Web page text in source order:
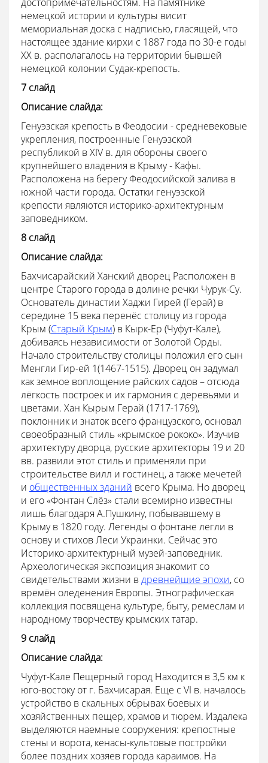
немецкой истории и культуры висит
мемориальная доска с надписью, гласящей, что
настоящее здание кирхи с 1887 года по 30-е годы
XX в. располагалось на территории бывшей
немецкой колонии Судак-крепость.
7 слайд
Описание слайда:
Генуэзская крепость в Феодосии - средневековые
укрепления, построенные Генуэзской
республикой в XIV в. для обороны своего
крупнейшего владения в Крыму - Кафы.
Расположена на берегу Феодосийской залива в
южной части города. Остатки генуэзской
крепости являются историко-архитектурным
заповедником.
8 слайд
Описание слайда:
Бахчисарайский Ханский дворец Расположен в
центре Старого города в долине речки Чурук-Су.
Основатель династии Хаджи Гирей (Герай) в
середине 15 века перенёс столицу из города
Крым (Старый Крым) в Кырк-Ер (Чуфут-Кале),
добиваясь независимости от Золотой Орды.
Начало строительству столицы положил его сын
Менгли Гир-ей 1(1467-1515). Дворец он задумал
как земное воплощение райских садов – отсюда
лёгкость построек и их гармония с деревьями и
цветами. Хан Кырым Герай (1717-1769),
поклонник и знаток всего французского, основал
своеобразный стиль «крымское рококо». Изучив
архитектуру дворца, русские архитекторы 19 и 20
вв. развили этот стиль и применяли при
строительстве вилл и гостинец, а также мечетей
и общественных зданий всего Крыма. Но дворец
и его «Фонтан Слёз» стали всемирно известны
лишь благодаря А.Пушкину, побывавшему в
Крыму в 1820 году. Легенды о фонтане легли в
основу и стихов Леси Украинки. Сейчас это
Историко-архитектурный музей-заповедник.
Археологическая экспозиция знакомит со
свидетельствами жизни вдревнейшие эпохи, со
времён оледенения Европы. Этнографическая
коллекция посвящена культуре, быту, ремеслам и
народному творчеству крымских татар.
9 слайд
Описание слайда:
Чуфут-Кале Пещерный город Находится в 3,5 км к
юго-востоку от г. Бахчисарая. Еще с VI в. началось
устройство в скальных обрывах боевых и
хозяйственных пещер, храмов и тюрем. Издалека
выделяются наемные сооружения: крепостные
стены и ворота, кенасы-культовые постройки
более поздних хозяев города караимов. На